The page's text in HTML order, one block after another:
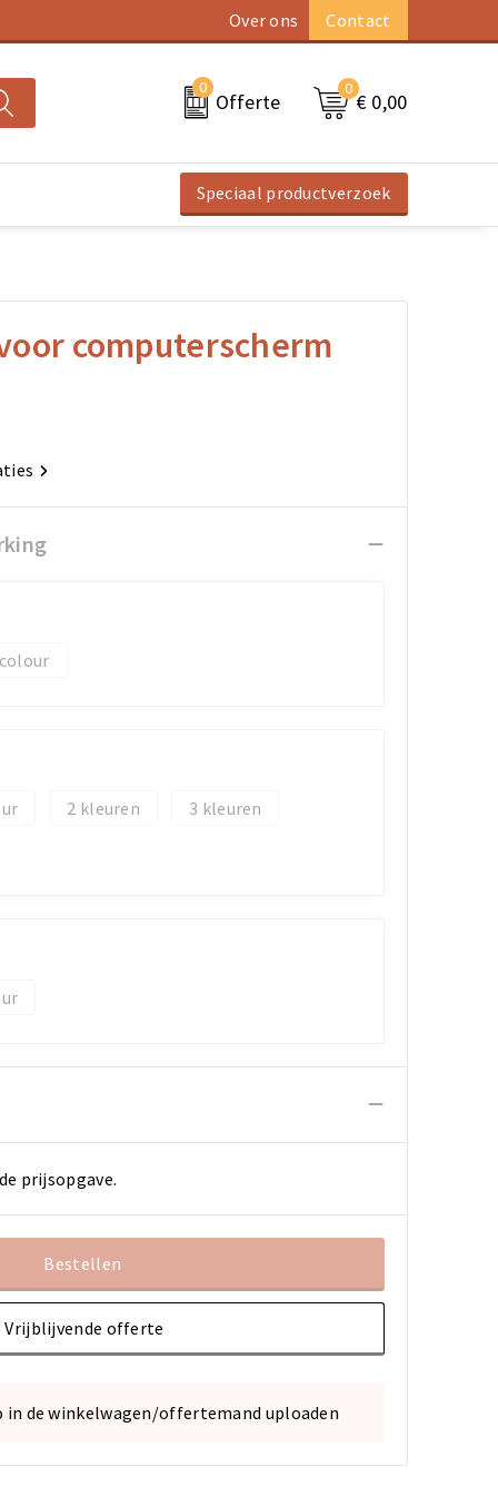
Over ons Contact
0
Offerte
0
€ 0,00
Speciaal productverzoek
computerscherm
2 3
prijsopgave.
Bestellen
Vrijblijvende offerte
in de winkelwagen/offertemand uploaden